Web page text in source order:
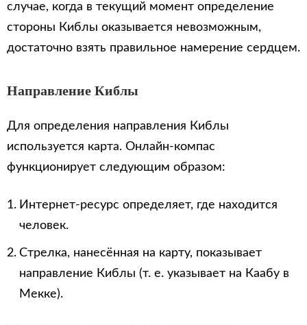
случае, когда в текущий момент определение
стороны Киблы оказывается невозможным,
достаточно взять правильное намерение сердцем.
Направление Киблы
Для определения направления Киблы
используется карта. Онлайн-компас
функционирует следующим образом:
Интернет-ресурс определяет, где находится
человек.
Стрелка, нанесённая на карту, показывает
направление Киблы (т. е. указывает на Каабу в
Мекке).